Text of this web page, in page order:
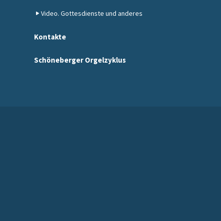
Video. Gottesdienste und anderes
Kontakte
Schöneberger Orgelzyklus